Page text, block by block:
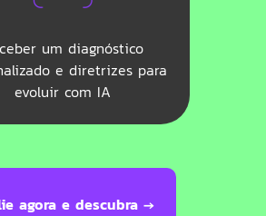
um diagnóstico
e diretrizes para
evoluir com IA
agora e descubra →